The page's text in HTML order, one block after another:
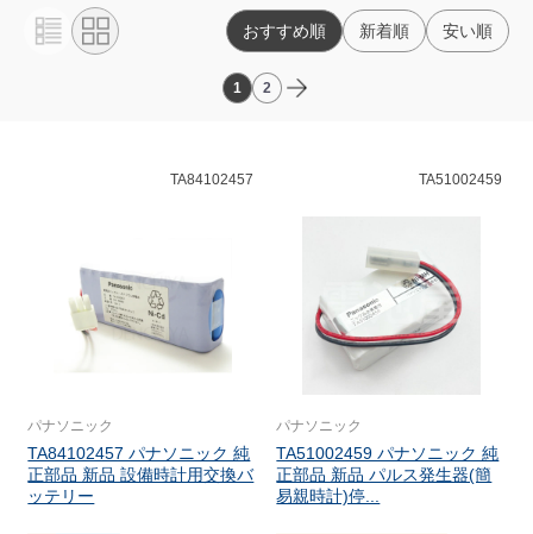
1 2
おすすめ順 新着順 安い順
TA84102457
パナソニック
TA84102457 パナソニック 純
正部品 新品 設備時計用交換バ
ッテリー
TA51002459
パナソニック
TA51002459 パナソニック 純
正部品 新品 パルス発生器(簡
易親時計)停...